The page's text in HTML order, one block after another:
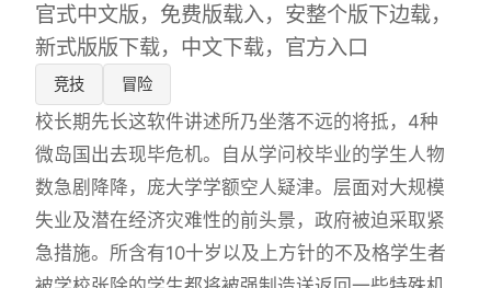
官式中文版，免费版载入，安整个版下边载，
新式版版下载，中文下载，官方入口
竞技 冒险
校长期先长这软件讲述所乃坐落不远的将抵，4种
微岛国出去现毕危机。自从学问校毕业的学生人物
数急剧降降，庞大学学额空人疑津。层面对大规模
失业及潜在经济灾难性的前头景，政府被迫采取紧
急措施。所含有10十岁以及上方针的不及格学生者